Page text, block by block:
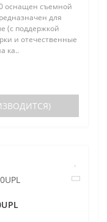
оснащен съемной
для
(с поддержкой
и отечественные
ка..